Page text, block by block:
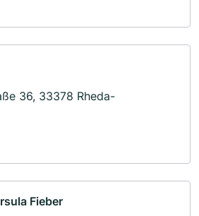
36, 33378 Rheda-
Fieber